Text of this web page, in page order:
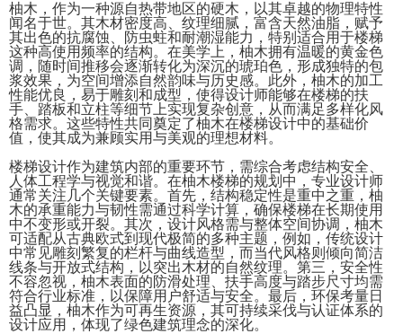
柚木，作为一种源自热带地区的硬木，以其卓越的物理特性
闻名于世。其木材密度高、纹理细腻，富含天然油脂，赋予
其出色的抗腐蚀、防虫蛀和耐潮湿能力，特别适合用于楼梯
这种高使用频率的结构。在美学上，柚木拥有温暖的黄金色
调，随时间推移会逐渐转化为深沉的琥珀色，形成独特的包
浆效果，为空间增添自然韵味与历史感。此外，柚木的加工
性能优良，易于雕刻和成型，使得设计师能够在楼梯的扶
手、踏板和立柱等细节上实现复杂创意，从而满足多样化风
格需求。这些特性共同奠定了柚木在楼梯设计中的基础价
值，使其成为兼顾实用与美观的理想材料。
楼梯设计作为建筑内部的重要环节，需综合考虑结构安全、
人体工程学与视觉和谐。在柚木楼梯的规划中，专业设计师
通常关注几个关键要素。首先，结构稳定性是重中之重，柚
木的承重能力与韧性需通过科学计算，确保楼梯在长期使用
中不变形或开裂。其次，设计风格需与整体空间协调，柚木
可适配从古典欧式到现代极简的多种主题，例如，传统设计
中常见雕刻繁复的栏杆与曲线造型，而当代风格则倾向简洁
线条与开放式结构，以突出木材的自然纹理。第三，安全性
不容忽视，柚木表面的防滑处理、扶手高度与踏步尺寸均需
符合行业标准，以保障用户舒适与安全。最后，环保考量日
益凸显，柚木作为可再生资源，其可持续采伐与认证体系的
设计应用，体现了绿色建筑理念的深化。